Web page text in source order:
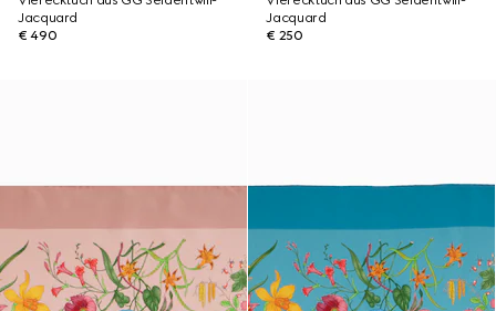
Jacquard
€ 490
Jacquard
€ 250